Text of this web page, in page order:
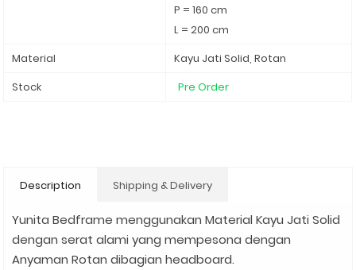
P = 160 cm
L = 200 cm
Material
Kayu Jati Solid, Rotan
Stock
Pre Order
Description Shipping & Delivery
Yunita Bedframe menggunakan Material Kayu Jati Solid
dengan serat alami yang mempesona dengan
Anyaman Rotan dibagian headboard.